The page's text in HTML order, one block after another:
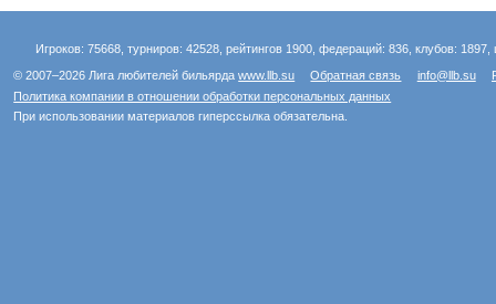
Игроков: 75668, турниров: 42528, рейтингов 1900, федераций: 836, клубов:
© 2007–2026 Лига любителей бильярдаwww.llb.su Обратная связь info@llb.su
Политика компании в отношении обработки персональных данных
При использовании материалов гиперссылка обязательна.